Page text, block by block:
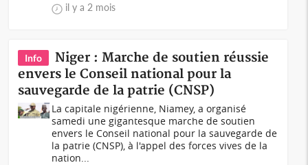
il y a 2 mois
Info
Niger : Marche de soutien réussie
envers le Conseil national pour la
sauvegarde de la patrie (CNSP)
La capitale nigérienne, Niamey, a organisé
samedi une gigantesque marche de soutien
envers le Conseil national pour la sauvegarde de
la patrie (CNSP), à l'appel des forces vives de la
nation...